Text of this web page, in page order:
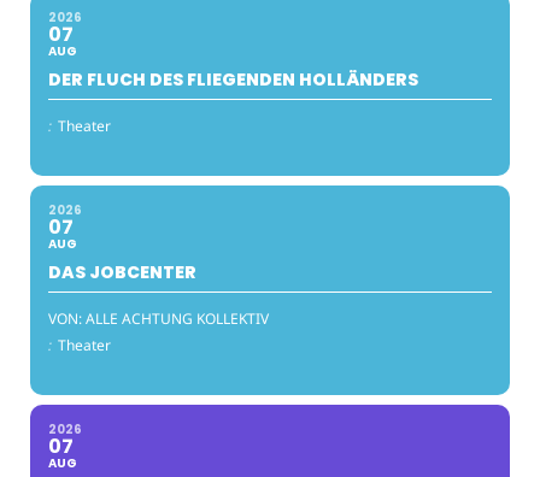
2026
07
AUG
DER FLUCH DES FLIEGENDEN HOLLÄNDERS
: Theater
2026
07
AUG
DAS JOBCENTER
VON: ALLE ACHTUNG KOLLEKTIV
: Theater
2026
07
AUG